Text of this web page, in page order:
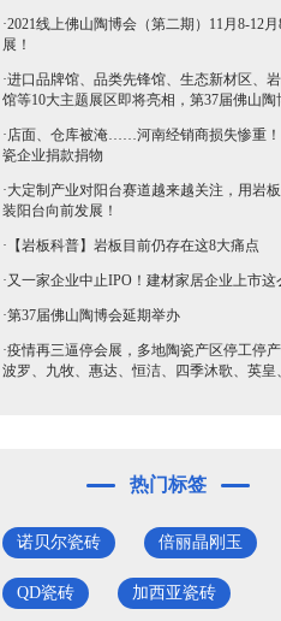
·2021线上佛山陶博会（第二期）11月8-12
展！
·进口品牌馆、品类先锋馆、生态新材区、
馆等10大主题展区即将亮相，第37届佛山陶
·店面、仓库被淹……河南经销商损失惨重
瓷企业捐款捐物
·大定制产业对阳台赛道越来越关注，用岩
装阳台向前发展！
· 【岩板科普】岩板目前仍存在这8大痛点
·又一家企业中止IPO！建材家居企业上市这
·第37届佛山陶博会延期举办
·疫情再三逼停会展，多地陶瓷产区停工停
波罗、九牧、惠达、恒洁、四季沐歌、英皇
热门标签
诺贝尔瓷砖 倍丽晶刚玉
QD瓷砖 加西亚瓷砖